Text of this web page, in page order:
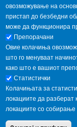
Copyright © 2013
овозможување на
пристап до безбедни
може да функционира
Препорачани
Овие колачиња
што го менуваат
како што е вашиот
Статистички
Колачињата за
локациите да разберат
локациите со